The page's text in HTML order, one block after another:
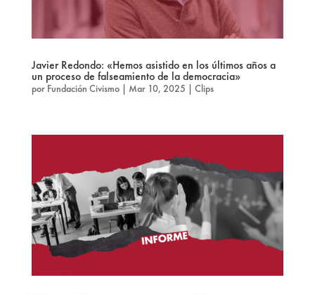
Javier Redondo: «Hemos asistido en los últimos años a
un proceso de falseamiento de la democracia»
por Fundación Civismo| Mar 10, 2025 | Clips